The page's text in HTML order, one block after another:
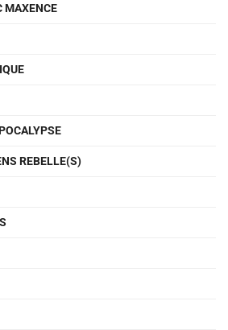
MAXENCE
REBELLE(S)